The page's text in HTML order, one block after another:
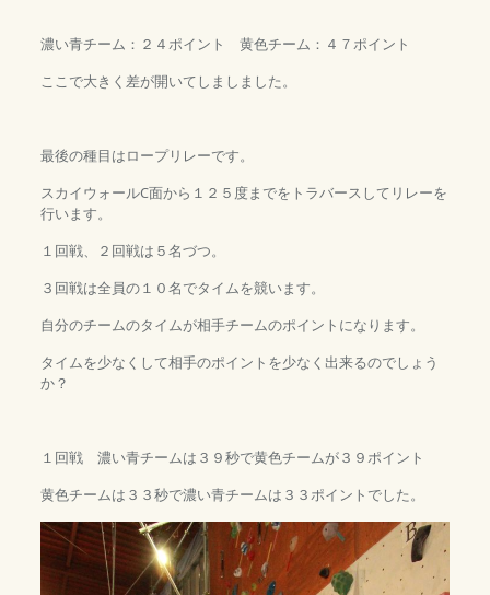
濃い青チーム：２４ポイント 黄色チーム：４７ポイント
ここで大きく差が開いてしましました。
最後の種目はロープリレーです。
スカイウォールC面から１２５度までをトラバースしてリレーを
行います。
１回戦、２回戦は５名づつ。
３回戦は全員の１０名でタイムを競います。
自分のチームのタイムが相手チームのポイントになります。
タイムを少なくして相手のポイントを少なく出来るのでしょう
か？
１回戦 濃い青チームは３９秒で黄色チームが３９ポイント
黄色チームは３３秒で濃い青チームは３３ポイントでした。